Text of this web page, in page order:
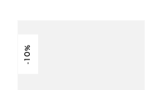
-10%